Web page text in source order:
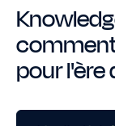
pour l'ère